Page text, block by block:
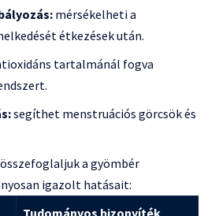
mérsékelheti a
étkezések után.
tartalmánál fogva
segíthet menstruációs görcsök és
a gyömbér
igazolt hatásait: